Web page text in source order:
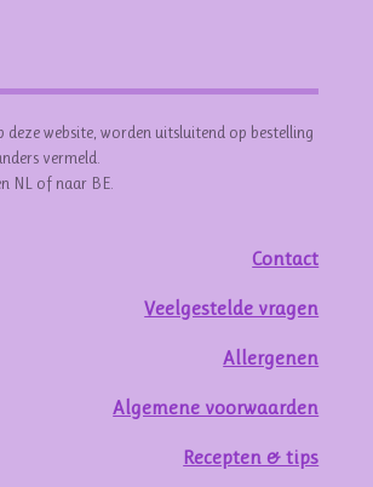
deze website, worden uitsluitend op bestelling
vermeld.
NL of naar BE.
Contact
Veelgestelde vragen
Allergenen
Algemene voorwaarden
Recepten & tips